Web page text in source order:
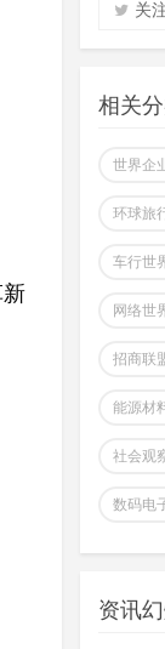
关
掌握
改变
相关
世界企
环球旅
车行世
网络世
招商联
能源材
社会观
数码电
资讯